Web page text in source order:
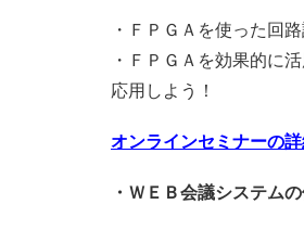
・ＦＰＧＡを使った回
・ＦＰＧＡを効果的に
応用しよう！
オンラインセミナーの詳
・ＷＥＢ会議システム